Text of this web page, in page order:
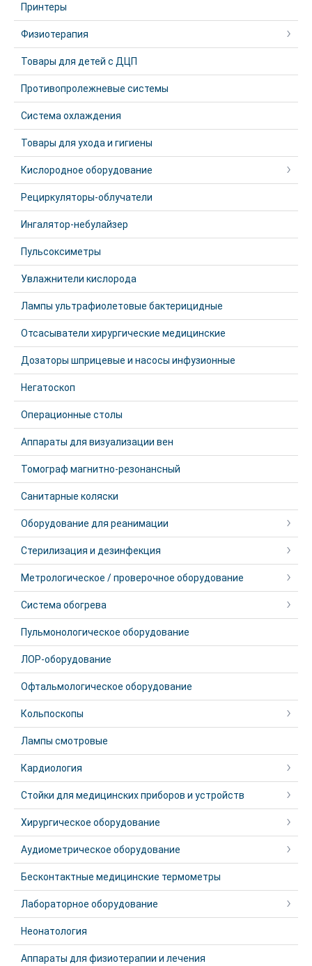
Принтеры
Физиотерапия
Товары для детей с ДЦП
Противопролежневые системы
Система охлаждения
Товары для ухода и гигиены
Кислородное оборудование
Рециркуляторы-облучатели
Ингалятор-небулайзер
Пульсоксиметры
Увлажнители кислорода
Лампы ультрафиолетовые бактерицидные
Отсасыватели хирургические медицинские
Дозаторы шприцевые и насосы инфузионные
Негатоскоп
Операционные столы
Аппараты для визуализации вен
Томограф магнитно-резонансный
Санитарные коляски
Оборудование для реанимации
Стерилизация и дезинфекция
Метрологическое / проверочное оборудование
Система обогрева
Пульмонологическое оборудование
ЛОР-оборудование
Офтальмологическое оборудование
Кольпоскопы
Лампы смотровые
Кардиология
Стойки для медицинских приборов и устройств
Хирургическое оборудование
Аудиометрическое оборудование
Бесконтактные медицинские термометры
Лабораторное оборудование
Неонатология
Аппараты для физиотерапии и лечения